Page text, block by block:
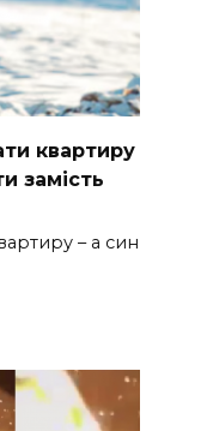
квартиру
замість
– а син